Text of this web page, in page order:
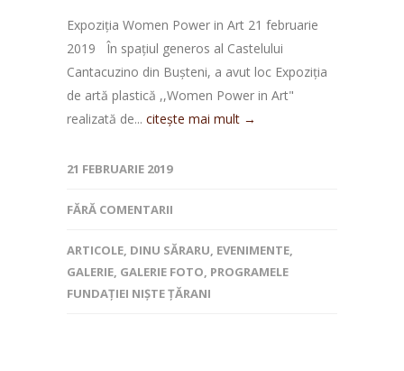
Expoziția Women Power in Art 21 februarie
2019 În spațiul generos al Castelului
Cantacuzino din Bușteni, a avut loc Expoziția
de artă plastică ,,Women Power in Art"
realizată de... citește mai mult →
21 FEBRUARIE 2019
FĂRĂ COMENTARII
ARTICOLE, DINU SĂRARU, EVENIMENTE,
GALERIE, GALERIE FOTO, PROGRAMELE
FUNDAȚIEI NIȘTE ȚĂRANI